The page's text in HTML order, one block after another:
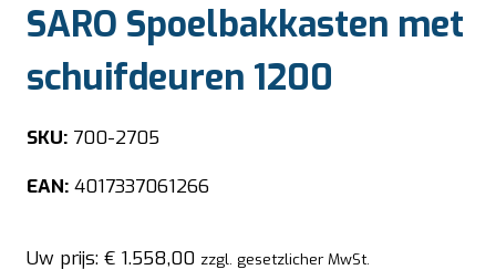
SARO Spoelbakkasten met
schuifdeuren 1200
SKU: 700-2705
EAN: 4017337061266
Uw prijs: € 1.558,00 zzgl. gesetzlicher MwSt.